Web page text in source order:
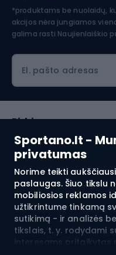
Sportano.lt -
privatumas
Norime teikti
paslaugas. Šiuo tikslu
mobiliosios reklamos
užtikrintume tinkamą
sutikimą - ir analizės
tikslais, t. y. rodydami
interesams pritaikytas
*produktams be nuolaidų,
akcijos nėra jungiamos
galima rasti Naujienlaiškio
El. pašto adresas
Pirkimas
Klientų
Reglamentai
Apie mus